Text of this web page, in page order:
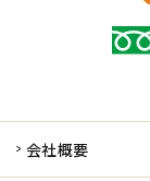
会社概要